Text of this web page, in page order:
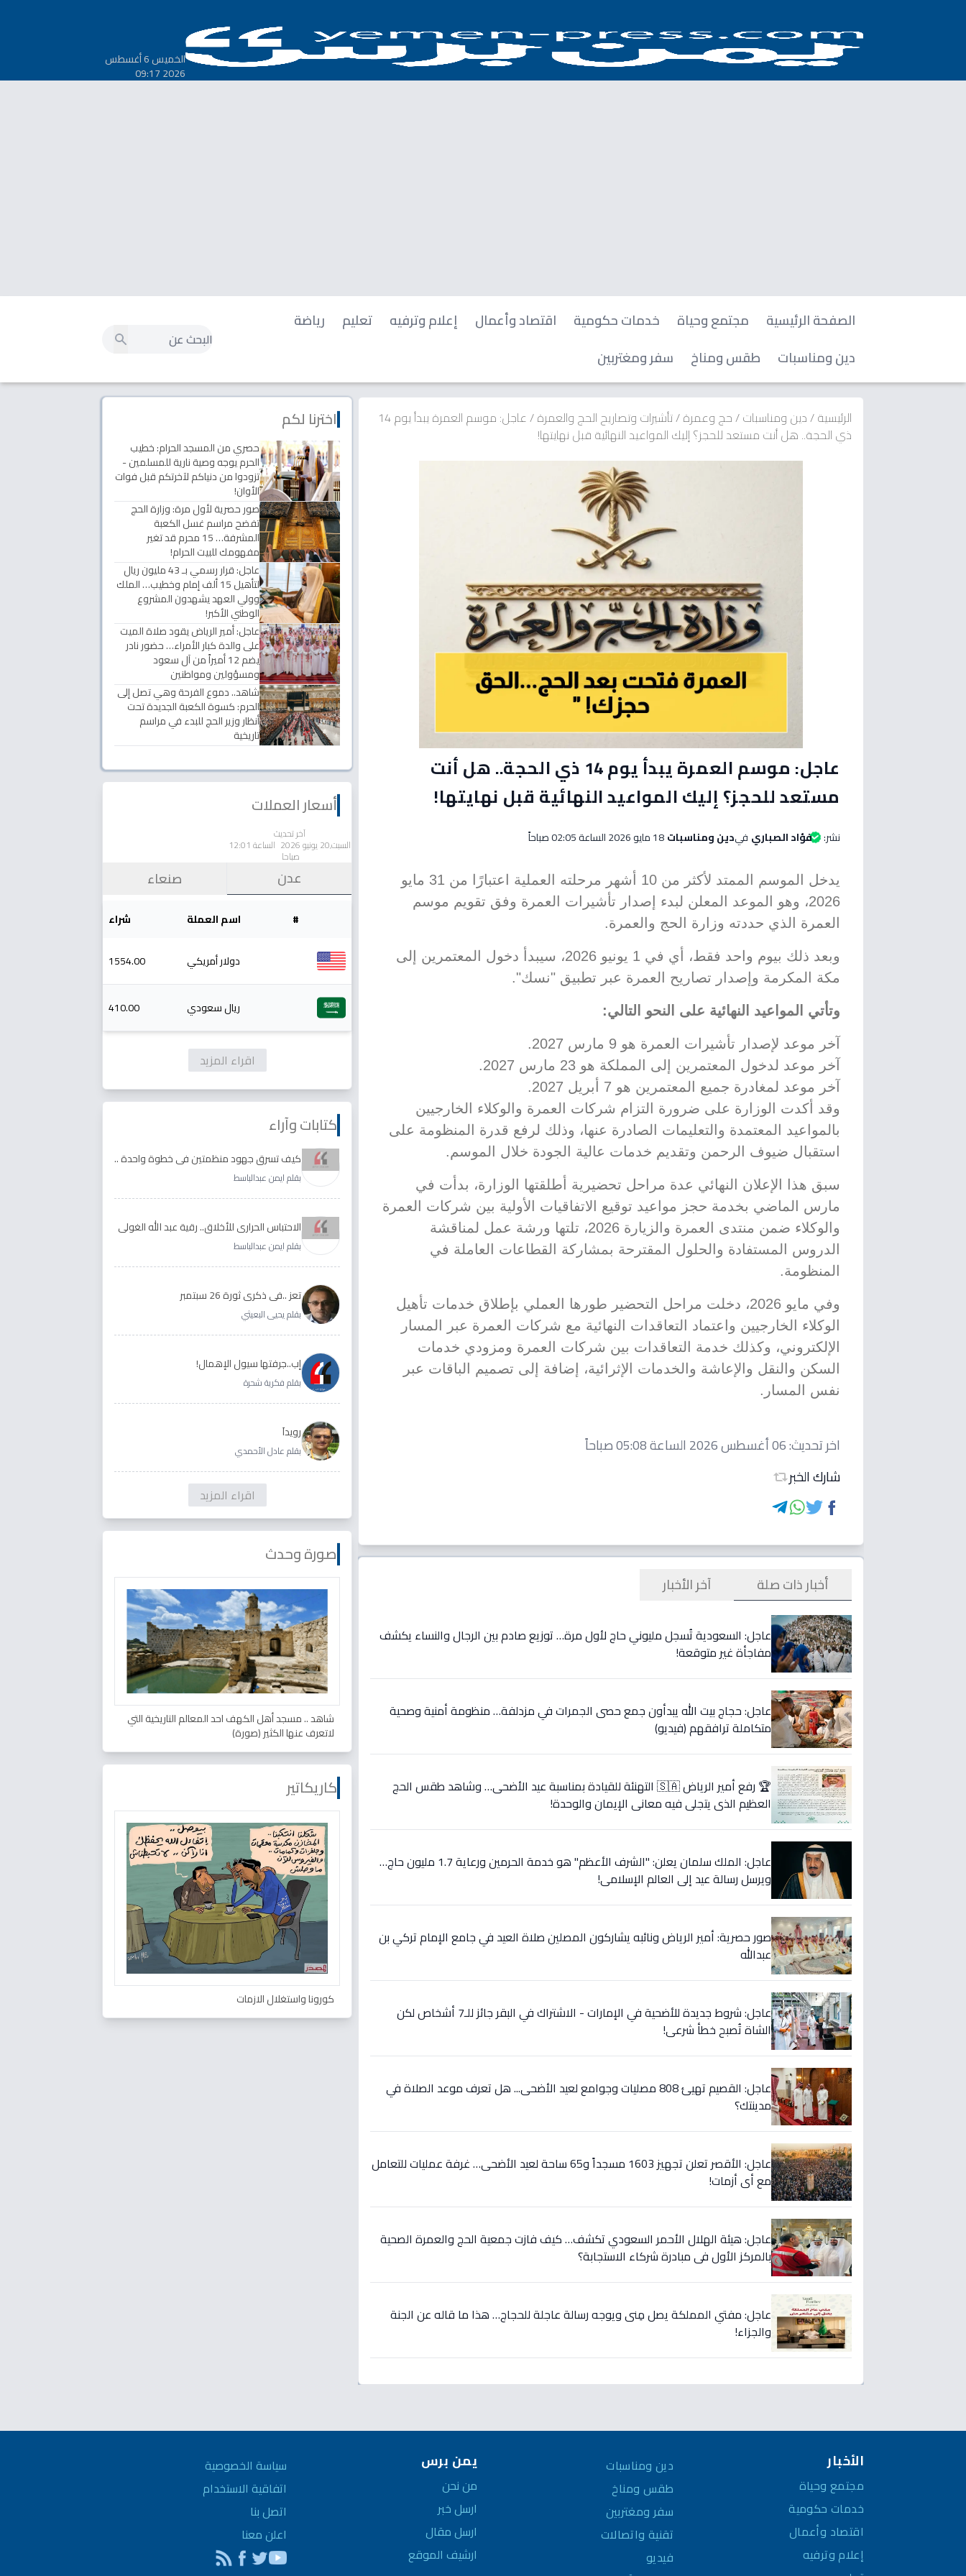
الخميس 6 أغسطس
2026 09:17
الصفحة الرئيسية مجتمع وحياة خدمات حكومية اقتصاد وأعمال إعلام وترفيه تعليم
رياضة
دين ومناسبات
طقس ومناخ سفر ومغتربين
الرئيسية/دين ومناسبات/حج وعمرة/تأشيرات وتصاريح الحج والعمرة/
عاجل: موسم العمرة يبدأ يوم 14
ذي الحجة.. هل أنت مستعد للحجز؟ إليك المواعيد النهائية قبل نهايتها!
عاجل: موسم العمرة يبدأ يوم 14 ذي الحجة.. هل أنت
مستعد للحجز؟ إليك المواعيد النهائية قبل نهايتها!
نشر: فؤاد الصباري فيدين ومناسبات18 مايو 2026 الساعة 02:05 صباحاً
يدخل الموسم الممتد لأكثر من 10 أشهر مرحلته العملية اعتبارًا من 31 مايو
2026، وهو الموعد المعلن لبدء إصدار تأشيرات العمرة وفق تقويم موسم
العمرة الذي حددته وزارة الحج والعمرة.
وبعد ذلك بيوم واحد فقط، أي في 1 يونيو 2026، سيبدأ دخول المعتمرين إلى
مكة المكرمة وإصدار تصاريح العمرة عبر تطبيق "نسك".
وتأتي المواعيد النهائية على النحو التالي:
آخر موعد لإصدار تأشيرات العمرة هو 9 مارس 2027.
آخر موعد لدخول المعتمرين إلى المملكة هو 23 مارس 2027.
آخر موعد لمغادرة جميع المعتمرين هو 7 أبريل 2027.
وقد أكدت الوزارة على ضرورة التزام شركات العمرة والوكلاء الخارجيين
بالمواعيد المعتمدة والتعليمات الصادرة عنها، وذلك لرفع قدرة المنظومة على
استقبال ضيوف الرحمن وتقديم خدمات عالية الجودة خلال الموسم.
سبق هذا الإعلان النهائي عدة مراحل تحضيرية أطلقتها الوزارة، بدأت في
مارس الماضي بخدمة حجز مواعيد توقيع الاتفاقيات الأولية بين شركات العمرة
والوكلاء ضمن منتدى العمرة والزيارة 2026، تلتها ورشة عمل لمناقشة
الدروس المستفادة والحلول المقترحة بمشاركة القطاعات العاملة في
المنظومة.
وفي مايو 2026، دخلت مراحل التحضير طورها العملي بإطلاق خدمات تأهيل
الوكلاء الخارجيين واعتماد التعاقدات النهائية مع شركات العمرة عبر المسار
الإلكتروني، وكذلك خدمة التعاقدات بين شركات العمرة ومزودي خدمات
السكن والنقل والإعاشة والخدمات الإثرائية، إضافة إلى تصميم الباقات عبر
نفس المسار.
اخر تحديث:06 أغسطس 2026 الساعة 05:08 صباحاً
شارك الخبر
أخبار ذات صلة آخر الأخبار
عاجل: السعودية تُسجل مليوني حاج لأول مرة… توزيع صادم بين الرجال والنساء يكشف
مفاجأة غير متوقعة!
عاجل: حجاج بيت الله يبدأون جمع حصى الجمرات في مزدلفة… منظومة أمنية وصحية
متكاملة ترافقهم (فيديو)
🏆 رفع أمير الرياض 🇸🇦 التهنئة للقيادة بمناسبة عيد الأضحى… وشاهد طقس الحج
العظيم الذي يتجلى فيه معاني الإيمان والوحدة!
عاجل: الملك سلمان يعلن: "الشرف الأعظم" هو خدمة الحرمين ورعاية 1.7 مليون حاج…
ويرسل رسالة عيد إلى العالم الإسلامي!
صور حصرية: أمير الرياض ونائبه يشاركون المصلين صلاة العيد في جامع الإمام تركي بن
عبدالله
عاجل: شروط جديدة للأضحية في الإمارات - الاشتراك في البقر جائز للـ7 أشخاص لكن
الشاة تُصبح خطأ شرعي!
عاجل: القصيم تهيئ 808 مصليات وجوامع لعيد الأضحى... هل تعرف موعد الصلاة في
مدينتك؟
عاجل: الأقصر تعلن تجهيز 1603 مسجداً و65 ساحة لعيد الأضحى… غرفة عمليات للتعامل
مع أي أزمات!
عاجل: هيئة الهلال الأحمر السعودي تكشف… كيف فازت جمعية الحج والعمرة الصحية
بالمركز الأول في مبادرة شركاء الاستجابة؟
عاجل: مفتي المملكة يصل مِنى ويوجه رسالة عاجلة للحجاج… هذا ما قاله عن الجنة
والجزاء!
اخترنا لكم
حصري من المسجد الحرام: خطيب
الحرم يوجه وصية نارية للمسلمين -
تزودوا من دنياكم لآخرتكم قبل فوات
الأوان!
صور حصرية لأول مرة: وزارة الحج
تفضح مراسم غسل الكعبة
المشرفة… 15 محرم قد تغير
مفهومك للبيت الحرام!
عاجل: قرار رسمي بـ 43 مليون ريال
لتأهيل 15 ألف إمام وخطيب… الملك
وولي العهد يشهدون المشروع
الوطني الأكبر!
عاجل: أمير الرياض يقود صلاة الميت
على والدة كبار الأمراء… حضور نادر
يضم 12 أميراً من آل سعود
ومسؤولين ومواطنين
شاهد.. دموع الفرحة وهي تصل إلى
الحرم: كسوة الكعبة الجديدة تحت
أنظار وزير الحج للبدء في مراسم
تاريخية
أسعار العملات
آخر تحديث
السبت,20 يونيو 2026 الساعة 12:01
صباحا
عدن صنعاء
# اسم العملة شراء
دولار أمريكي 1554.00
ريال سعودي 410.00
اقراء المزيد
كتابات وآراء
كيف تسرق جهود منظمتين في خطوة واحدة ..
الأجابة لدى رقية عبد الله الغولي وغدير طيره
بقلم ايمن عبدالباسط
الاحتباس الحراري للأخلاق.. رقية عبد الله الغولي
وغدير طيره نموذجا
بقلم ايمن عبدالباسط
تعز ..في ذكرى ثورة 26 سبتمبر
بقلم يحيى البعيثي
إب..جرفتها سيول الإهمال!
بقلم فكرية شحرة
رويداَ
بقلم عادل الأحمدي
اقراء المزيد
صورة وحدث
شاهد .. مسجد أهل الكهف احد المعالم التاريخية التي
لاتعرف عنها الكثير (صورة)
كاريكاتير
كورونا واستغلال الازمات
الأخبار
مجتمع وحياة
خدمات حكومية
اقتصاد وأعمال
إعلام وترفيه
دين ومناسبات
طقس ومناخ
سفر ومغتربين
تقنية واتصالات
فيديو
يمن برس
من نحن
ارسل خبر
ارسل مقال
ارشيف الموقع
سياسة الخصوصية
اتفاقية الاستخدام
اتصل بنا
اعلن معنا